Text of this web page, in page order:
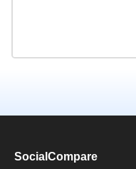
SocialCompare